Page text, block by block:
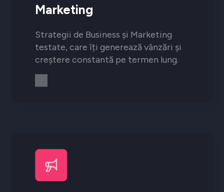
Marketing
Strategii de Business și Marketing
testate, care îți generează vânzări și
creștere constantă pe termen lung.